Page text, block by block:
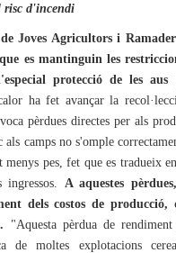
risc d'incendi
Joves Agricultors i
es mantinguin les
protecció de les aus
ha fet avançar la
pèrdues directes per als
als camps no s'omple
menys pes, fet que es tradueix
ingressos. A aquestes
dels costos de producció,
"Aquesta pèrdua de
de moltes explotacions